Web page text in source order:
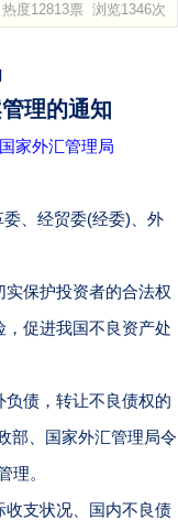
热度12813票 浏览1346次
理的通知
家外汇管理局
、经贸委(经委)、外
保护投资者的合法权
促进我国不良资产处
债，转让不良债权的
部、国家外汇管理局令
理。
支状况、国内不良债